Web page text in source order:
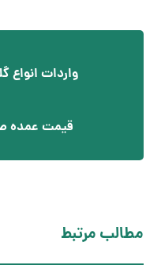
واردات انواع
قیمت عمده
مطالب مرتبط